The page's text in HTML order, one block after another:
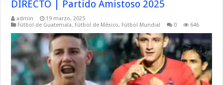
DIRECTO | Partido Amistoso 2025
admin
19 marzo, 2025
Fútbol de Guatemala, Fútbol de México, Fútbol Mundial 0 646